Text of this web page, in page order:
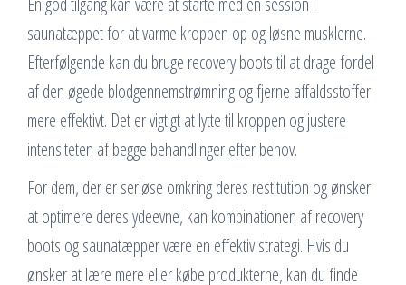
saunatæppet for at varme kroppen op og løsne musklerne.
Efterfølgende kan du bruge recovery boots til at drage fordel
af den øgede blodgennemstrømning og fjerne affaldsstoffer
mere effektivt. Det er vigtigt at lytte til kroppen og justere
intensiteten af begge behandlinger efter behov.
For dem, der er seriøse omkring deres restitution og ønsker
at optimere deres ydeevne, kan kombinationen af recovery
boots og saunatæpper være en effektiv strategi. Hvis du
ønsker at lære mere eller købe produkterne, kan du finde